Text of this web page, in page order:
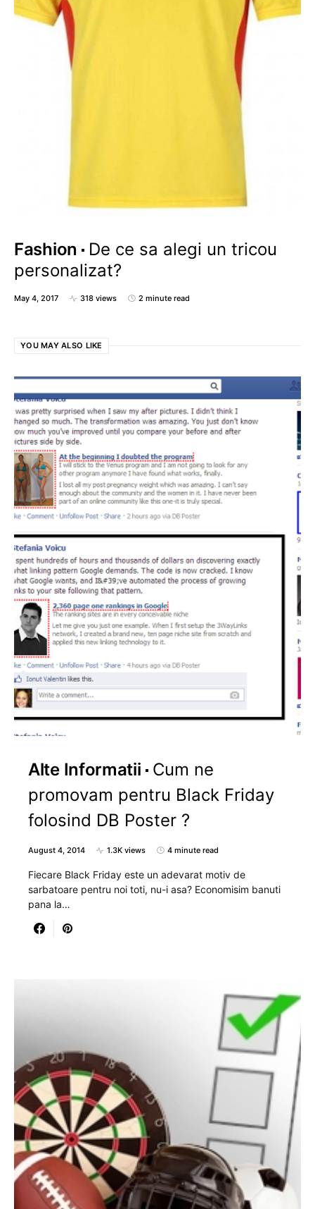
Fashion
De ce sa alegi un tricou
personalizat?
May 4, 2017 318 views 2 minute read
YOU MAY ALSO LIKE
Alte Informatii
Cum ne
promovam pentru Black Friday
folosind DB Poster ?
August 4, 2014 1.3K views 4 minute read
Fiecare Black Friday este un adevarat motiv de
sarbatoare pentru noi toti, nu-i asa? Economisim banuti
pana la…